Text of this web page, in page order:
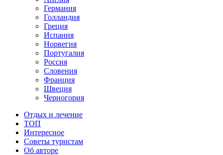
Германия
Голландия
Греция
Испания
Норвегия
Португалия
Россия
Словения
Франция
Швеция
Черногория
Отдых и лечение
ТОП
Интересное
Советы туристам
Об авторе